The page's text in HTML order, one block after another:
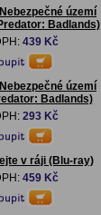
území
Badlands)
439 Kč
území
Badlands)
293 Kč
v ráji (Blu-ray)
459 Kč